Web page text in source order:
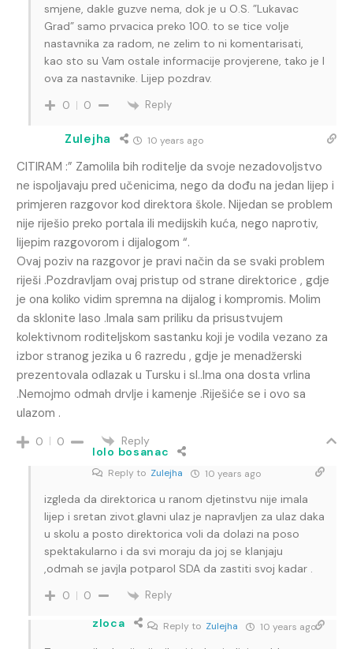
smjene, dakle guzve nema, dok je u O.S. ”Lukavac
Grad” samo prvacica preko 100. to se tice volje
nastavnika za radom, ne zelim to ni komentarisati,
kao sto su Vam ostale informacije provjerene, tako je I
ova za nastavnike. Lijep pozdrav.
0 0 Reply
Zulejha 10 years ago
CITIRAM :” Zamolila bih roditelje da svoje nezadovoljstvo
ne ispoljavaju pred učenicima, nego da dođu na jedan lijep i
primjeren razgovor kod direktora škole. Nijedan se problem
nije riješio preko portala ili medijskih kuća, nego naprotiv,
lijepim razgovorom i dijalogom “.
Ovaj poziv na razgovor je pravi način da se svaki problem
riješi .Pozdravljam ovaj pristup od strane direktorice , gdje
je ona koliko vidim spremna na dijalog i kompromis. Molim
da sklonite laso .Imala sam priliku da prisustvujem
kolektivnom roditeljskom sastanku koji je vodila vezano za
izbor stranog jezika u 6 razredu , gdje je menadžerski
prezentovala odlazak u Tursku i sl..Ima ona dosta vrlina
.Nemojmo odmah drvlje i kamenje .Riješiće se i ovo sa
ulazom .
0 0
Reply
lolo bosanac
Reply to Zulejha 10 years ago
izgleda da direktorica u ranom djetinstvu nije imala
lijep i sretan zivot.glavni ulaz je napravljen za ulaz daka
u skolu a posto direktorica voli da dolazi na poso
spektakularno i da svi moraju da joj se klanjaju
,odmah se javjla potparol SDA da zastiti svoj kadar .
0 0 Reply
zloca Reply to Zulejha 10 years ago